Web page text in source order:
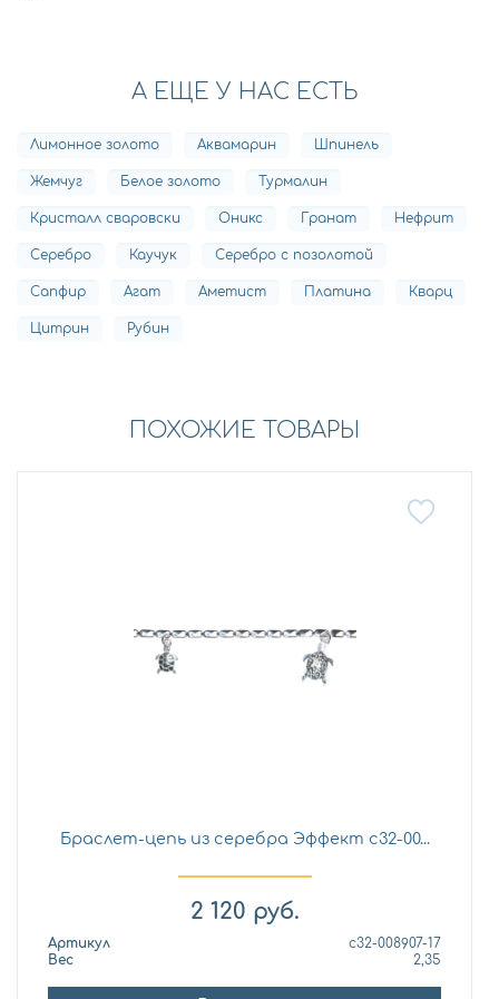
А ЕЩЕ У НАС ЕСТЬ
Лимонное золото Аквамарин Шпинель
Жемчуг Белое золото Турмалин
Кристалл сваровски Оникс Гранат Нефрит
Серебро Каучук Серебро с позолотой
Сапфир Агат Аметист Платина Кварц
Цитрин Рубин
ПОХОЖИЕ ТОВАРЫ
Браслет-цепь из серебра Эффект с32-00...
2 120 руб.
Артикул
с32-008907-17
Вес
2,35